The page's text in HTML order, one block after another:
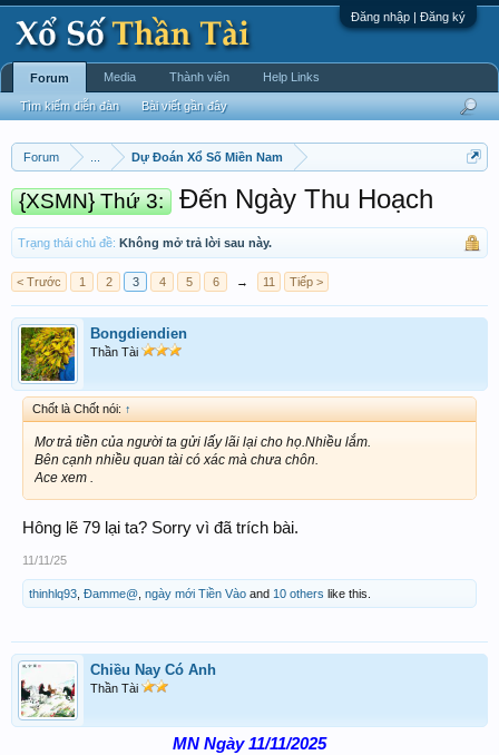
Đăng nhập | Đăng ký
Forum Dự Đoán Xổ Số Miền Nam
{XSMN} Thứ 3: Đến Ngày Thu Hoạch
Trạng thái chủ đề: Không mở trả lời sau này.
< Trước 1 2 3 4 5 6 → 11 Tiếp >
Bongdiendien
Thần Tài
Chốt là Chốt nói: ↑
Mơ trả tiền của người ta gửi lấy lãi lại cho họ.Nhiều lắm.
Bên cạnh nhiều quan tài có xác mà chưa chôn.
Ace xem .
Hông lẽ 79 lại ta? Sorry vì đã trích bài.
11/11/25
thinhlq93 Đamme@ ngày mới Tiền Vào and 10 others like this.
Chiều Nay Có Anh
Thần Tài
MN Ngày 11/11/2025
Forum
Tìm kiếm diễn đàn Bài viết gần đây
Media Thành viên Help Links